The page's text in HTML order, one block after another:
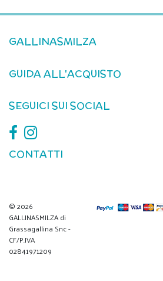
GALLINASMILZA
GUIDA ALL'ACQUISTO
SEGUICI SUI SOCIAL
CONTATTI
© 2026
GALLINASMILZA di
Grassagallina Snc -
CF/P.IVA
02841971209